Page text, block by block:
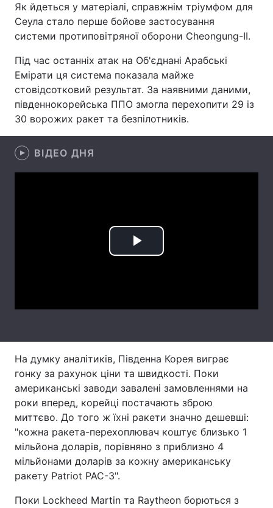
Зброя Інциденти
Здоров'я Туризм
Цікавинки Погода
Екологія Регіони
Лонгріди
Тема оформлення
Як йдеться у матеріалі, справжнім тріумфом для
Сеула стало перше бойове застосування
системи протиповітряної оборони Cheongung-II.
Під час останніх атак на Об'єднані Арабські
Емірати ця система показала майже
стовідсотковий результат. За наявними даними,
південнокорейська ППО змогла перехопити 29 із
30 ворожих ракет та безпілотників.
ВІДЕО ДНЯ
Play
На думку аналітиків, Південна Корея виграє
гонку за рахунок ціни та швидкості. Поки
американські заводи завалені замовленнями на
роки вперед, корейці постачають зброю
миттєво. До того ж їхні ракети значно дешевші:
"кожна ракета-перехоплювач коштує близько 1
мільйона доларів, порівняно з приблизно 4
мільйонами доларів за кожну американську
ракету Patriot PAC-3".
Поки Lockheed Martin та Raytheon борються з